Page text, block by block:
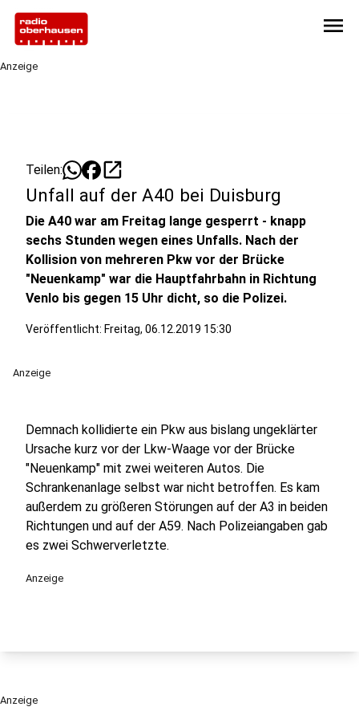
menu
Anzeige
Teilen: open_in_new
Unfall auf der A40 bei Duisburg
Die A40 war am Freitag lange gesperrt - knapp
sechs Stunden wegen eines Unfalls. Nach der
Kollision von mehreren Pkw vor der Brücke
"Neuenkamp" war die Hauptfahrbahn in Richtung
Venlo bis gegen 15 Uhr dicht, so die Polizei.
Veröffentlicht: Freitag, 06.12.2019 15:30
Anzeige
Demnach kollidierte ein Pkw aus bislang ungeklärter
Ursache kurz vor der Lkw-Waage vor der Brücke
"Neuenkamp" mit zwei weiteren Autos. Die
Schrankenanlage selbst war nicht betroffen. Es kam
außerdem zu größeren Störungen auf der A3 in beiden
Richtungen und auf der A59. Nach Polizeiangaben gab
es zwei Schwerverletzte.
Anzeige
Anzeige